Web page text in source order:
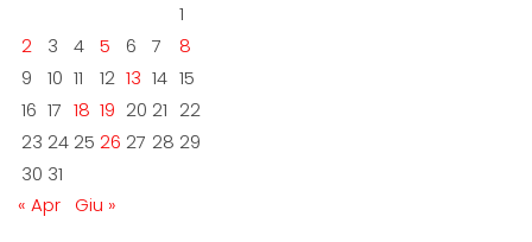
1
2
3 4 5 6 7
8
9
10 11 12 13 14 15
16 17 18 19 20 21 22
23 24 25 26 27 28 29
30 31
« Apr
Giu »